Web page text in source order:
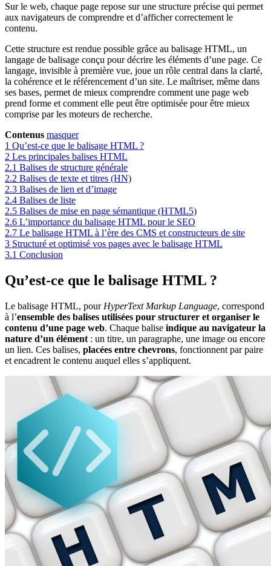
Sur le web, chaque page repose sur une structure précise qui permet
aux navigateurs de comprendre et d’afficher correctement le
contenu.
Cette structure est rendue possible grâce au balisage HTML, un
langage de balisage conçu pour décrire les éléments d’une page. Ce
langage, invisible à première vue, joue un rôle central dans la clarté,
la cohérence et le référencement d’un site. Le maîtriser, même dans
ses bases, permet de mieux comprendre comment une page web
prend forme et comment elle peut être optimisée pour être mieux
comprise par les moteurs de recherche.
Contenus masquer
1 Qu’est-ce que le balisage HTML ?
2 Les principales balises HTML
2.1 Balises de structure générale
2.2 Balises de texte et titres (HN)
2.3 Balises de lien et d’image
2.4 Balises de liste
2.5 Balises de mise en page sémantique (HTML5)
2.6 L’importance du balisage HTML pour le SEO
2.7 Le balisage HTML à l’ère des CMS et constructeurs de site
3 Structuré et optimisé vos pages avec le balisage HTML
3.1 Conclusion
Qu’est-ce que le balisage HTML ?
Le balisage HTML, pour HyperText Markup Language, correspond
à l’ensemble des balises utilisées pour structurer et organiser le
contenu d’une page web. Chaque balise indique au navigateur la
nature d’un élément : un titre, un paragraphe, une image ou encore
un lien. Ces balises, placées entre chevrons, fonctionnent par paire
et encadrent le contenu auquel elles s’appliquent.